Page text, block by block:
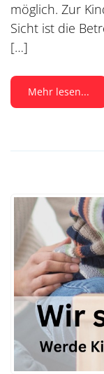
möglich. Zur
Sicht ist die
[…]
Mehr lesen...